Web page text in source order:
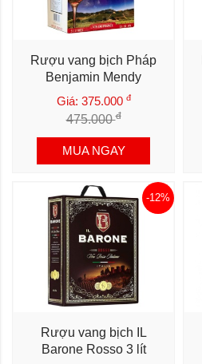
Rượu vang bịch Pháp
Benjamin Mendy
Giá: 375.000 đ
475.000đ
MUA NGAY
Rượu vang bịch IL
Barone Rosso 3 lít
-12%